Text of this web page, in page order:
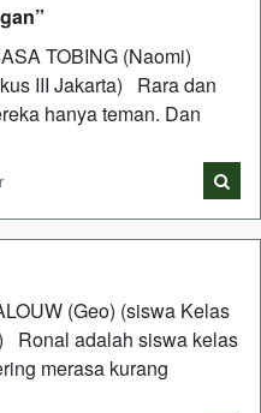
TOBING (Naomi)
III Jakarta) Rara dan
hanya teman. Dan
(Geo) (siswa Kelas
Ronal adalah siswa kelas
merasa kurang